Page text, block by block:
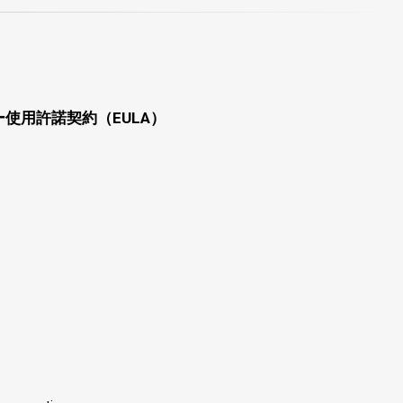
用許諾契約（EULA）